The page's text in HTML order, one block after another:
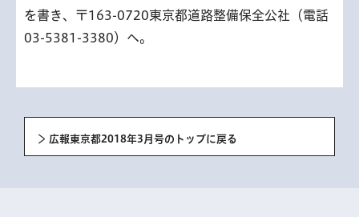
を書き、〒163-0720東京都道路整備保全公社（電話
03-5381-3380）へ。
広報東京都2018年3月号のトップに戻る